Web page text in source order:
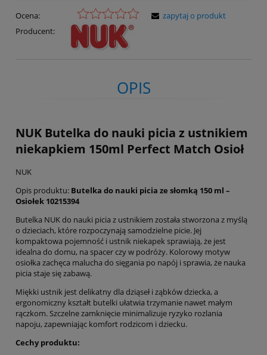
Ocena:
Producent:
zapytaj o produkt
OPIS
NUK Butelka do nauki picia z ustnikiem
niekapkiem 150ml Perfect Match Osioł
NUK
Opis produktu: Butelka do nauki picia ze słomką 150 ml –
Osiołek 10215394
Butelka NUK do nauki picia z ustnikiem została stworzona z myślą
o dzieciach, które rozpoczynają samodzielne picie. Jej
kompaktowa pojemność i ustnik niekapek sprawiają, że jest
idealna do domu, na spacer czy w podróży. Kolorowy motyw
osiołka zachęca malucha do sięgania po napój i sprawia, że nauka
picia staje się zabawą.
Miękki ustnik jest delikatny dla dziąseł i ząbków dziecka, a
ergonomiczny kształt butelki ułatwia trzymanie nawet małym
rączkom. Szczelne zamknięcie minimalizuje ryzyko rozlania
napoju, zapewniając komfort rodzicom i dziecku.
Cechy produktu: